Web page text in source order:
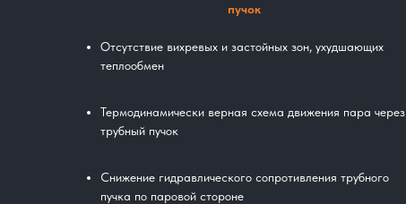
пучок
Отсутствие вихревых и застойных зон, ухудшающих
теплообмен
Термодинамически верная схема движения пара через
трубный пучок
Снижение гидравлического сопротивления трубного
пучка по паровой стороне